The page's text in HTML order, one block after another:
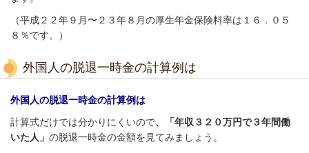
（平成２２年９月〜２３年８月の厚生年金保険料率は１６．０５
８％です。）
外国人の脱退一時金の計算例は
外国人の脱退一時金の計算例は
計算式だけでは分かりにくいので、「年収３２０万円で３年間働
いた人」 の脱退一時金の金額を見てみましょう。